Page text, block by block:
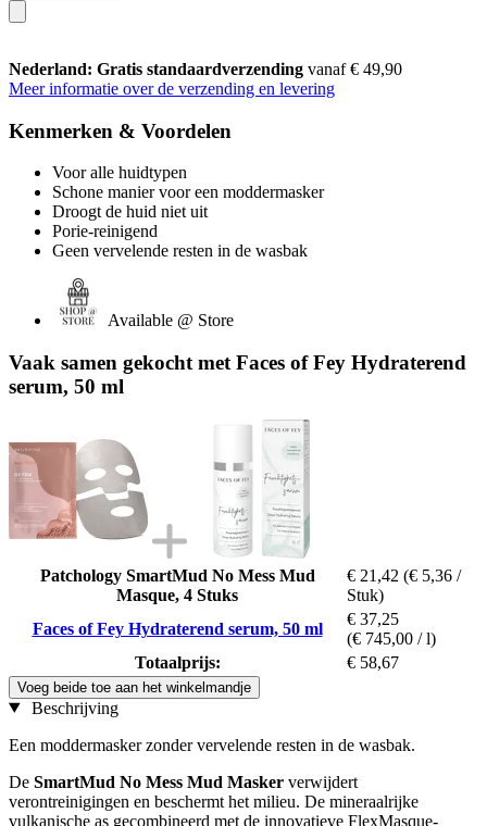
Nederland: Gratis standaardverzending vanaf € 49,90
Meer informatie over de verzending en levering
Kenmerken & Voordelen
Voor alle huidtypen
Schone manier voor een moddermasker
Droogt de huid niet uit
Porie-reinigend
Geen vervelende resten in de wasbak
Available @ Store
Vaak samen gekocht met Faces of Fey Hydraterend
serum, 50 ml
Patchology SmartMud No Mess Mud
Masque, 4 Stuks
€ 21,42 (€ 5,36 /
Stuk)
Faces of Fey Hydraterend serum, 50 ml
€ 37,25
(€ 745,00 / l)
Totaalprijs:
€ 58,67
Voeg beide toe aan het winkelmandje
Beschrijving
Een moddermasker zonder vervelende resten in de wasbak.
De SmartMud No Mess Mud Masker verwijdert
verontreinigingen en beschermt het milieu. De mineraalrijke
vulkanische as gecombineerd met de innovatieve FlexMasque-